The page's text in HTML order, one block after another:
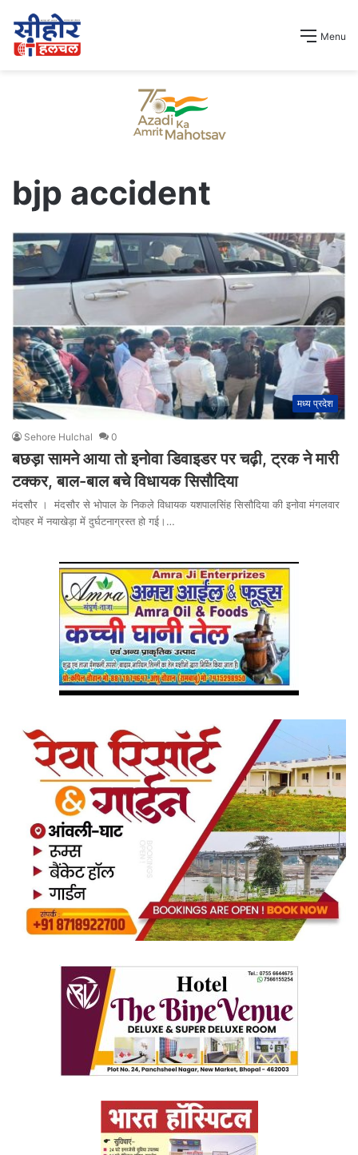
Menu
bjp accident
मध्य प्रदेश
Sehore Hulchal 0
बछड़ा सामने आया तो इनोवा डिवाइडर पर चढ़ी, ट्रक ने मारी
टक्कर, बाल-बाल बचे विधायक सिसौदिया
मंदसौर । मंदसौर से भोपाल के निकले विधायक यशपालसिंह सिसौदिया की इनोवा मंगलवार
दोपहर में नयाखेड़ा में दुर्घटनाग्रस्त हो गई।…